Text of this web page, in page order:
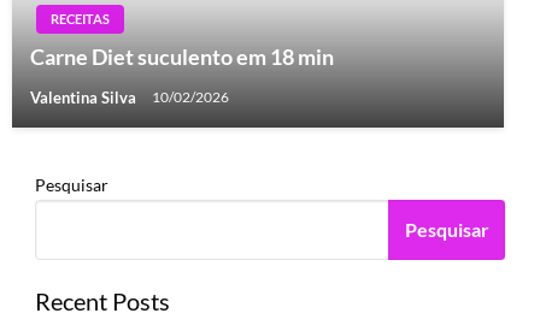
RECEITAS
Carne Diet suculento em 18 min
Valentina Silva 10/02/2026
Pesquisar
Pesquisar
Recent Posts